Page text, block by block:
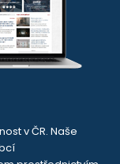
v ČR. Naše